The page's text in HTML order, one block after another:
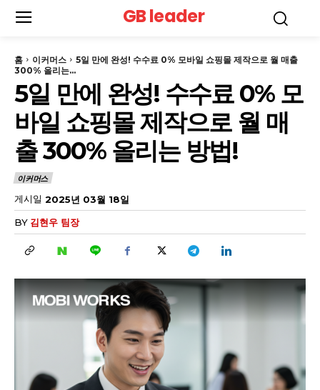
GB leader
홈 이커머스
5일 만에 완성! 수수료 0% 모바일 쇼핑몰 제작으로 월 매출
300% 올리는...
5일 만에 완성! 수수료 0% 모
바일 쇼핑몰 제작으로 월 매
출 300% 올리는 방법!
이커머스
게시일 2025년 03월 18일
BY 김현우 팀장